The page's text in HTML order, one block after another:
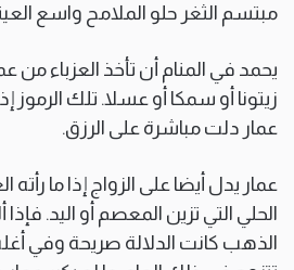
مبتسم الثغر حلو الملامح واسع
يحمد في المنام أن تأخذ العزباء من
زيتونا أو سمكا أو عسلا. تلك
عمار دلت مباشرة على الرزق.
عمار يدل أيضا على الزواج إذا ما
الحلي التي تزين المعصم أو اليد.
الذهب كانت الدلالة صريحة وفي